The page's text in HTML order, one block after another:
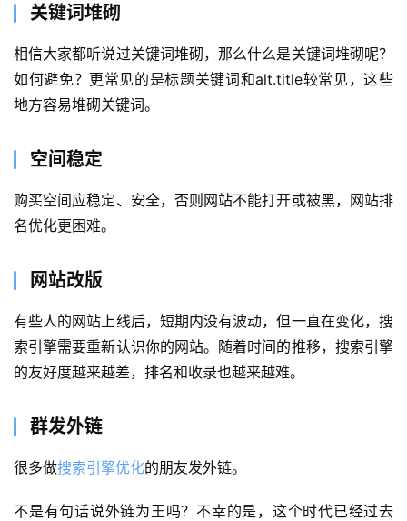
关键词堆砌
相信大家都听说过关键词堆砌，那么什么是关键词堆砌呢？
如何避免？更常见的是标题关键词和alt.title较常见，这些
地方容易堆砌关键词。
空间稳定
购买空间应稳定、安全，否则网站不能打开或被黑，网站排
名优化更困难。
网站改版
有些人的网站上线后，短期内没有波动，但一直在变化，搜
索引擎需要重新认识你的网站。随着时间的推移，搜索引擎
的友好度越来越差，排名和收录也越来越难。
群发外链
很多做搜索引擎优化的朋友发外链。
不是有句话说外链为王吗？不幸的是，这个时代已经过去